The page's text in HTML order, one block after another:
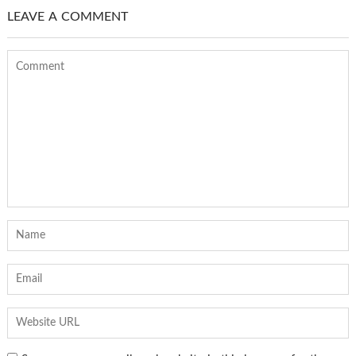
LEAVE A COMMENT